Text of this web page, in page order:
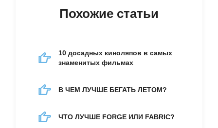
Похожие статьи
10 досадных киноляпов в самых
знаменитых фильмах
В ЧЕМ ЛУЧШЕ БЕГАТЬ ЛЕТОМ?
ЧТО ЛУЧШЕ FORGE ИЛИ FABRIC?